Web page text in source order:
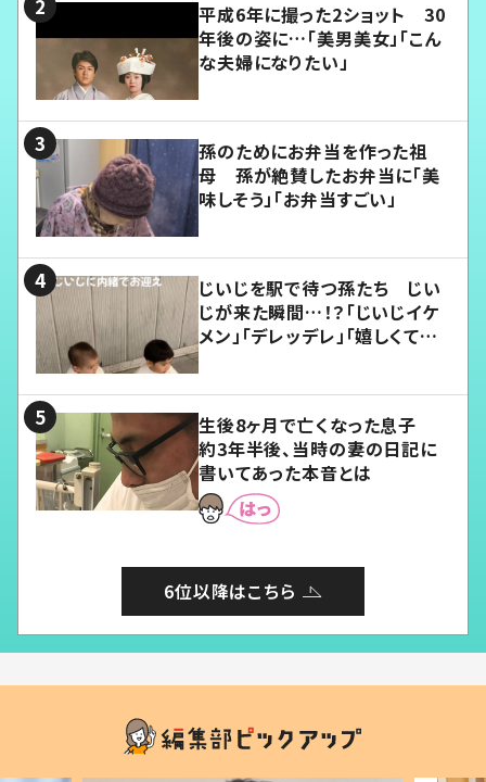
平成6年に撮った2ショット 30
年後の姿に…「美男美女」「こん
な夫婦になりたい」
孫のためにお弁当を作った祖
母 孫が絶賛したお弁当に「美
味しそう」「お弁当すごい」
じいじを駅で待つ孫たち じい
じが来た瞬間…！？「じいじイケ
メン」「デレッデレ」「嬉しくて可
生後8ヶ月で亡くなった息子
約3年半後、当時の妻の日記に
書いてあった本音とは
6位以降はこちら